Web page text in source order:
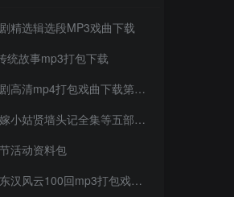
精选辑选段MP3戏曲下载
统故事mp3打包下载
清mp4打包戏曲下载第四辑
贤墙头记全集等五部mp4打包戏曲下载
活动资料包
风云100回mp3打包戏曲下载